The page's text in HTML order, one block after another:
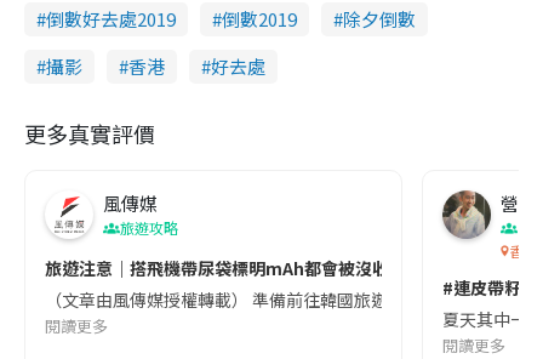
倒數好去處2019 倒數2019
除夕倒數
攝影
香港 好去處
更多真實評價
風傳媒
旅遊攻略
旅遊注意｜搭飛機帶尿袋標明mAh都會被沒收😱出發前切記檢查
（文章由風傳媒授權轉載） 準備前往韓國旅遊的民眾，近期要
閱讀更多
營養
香港
#連皮帶籽
夏天其中一
閱讀更多